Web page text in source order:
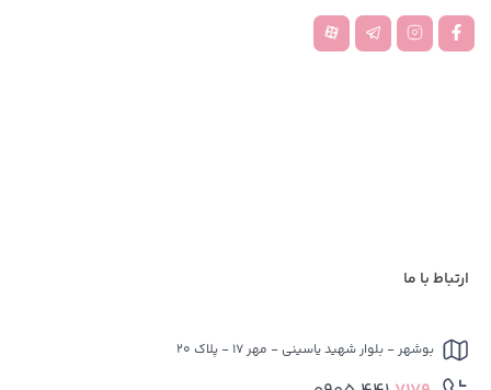
ارتباط با ما
بوشهر - بلوار شهید یاسینی - مهر 17 - پلاک 20